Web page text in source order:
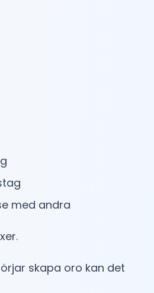
med andra
skapa oro kan det